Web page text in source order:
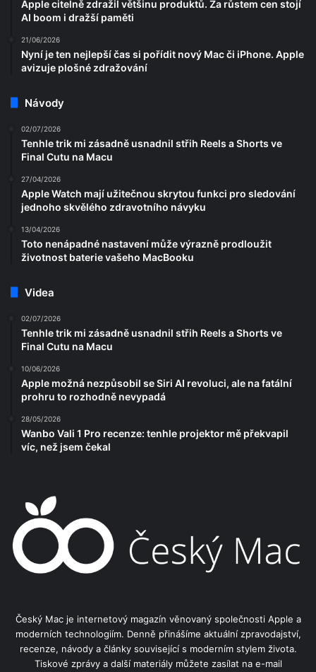
Apple citelně zdražil většinu produktů. Za růstem cen stojí
AI boom i dražší paměti
21/06/2026
Nyní je ten nejlepší čas si pořídit nový Mac či iPhone. Apple
avizuje plošné zdražování
Návody
02/07/2026
Tenhle trik mi zásadně usnadnil střih Reels a Shorts ve
Final Cutu na Macu
27/04/2026
Apple Watch mají užitečnou skrytou funkci pro sledování
jednoho skvělého zdravotního návyku
13/04/2026
Toto nenápadné nastavení může výrazně prodloužit
životnost baterie vašeho MacBooku
Videa
02/07/2026
Tenhle trik mi zásadně usnadnil střih Reels a Shorts ve
Final Cutu na Macu
10/06/2026
Apple možná nezpůsobil se Siri AI revoluci, ale na fatální
prohru to rozhodně nevypadá
28/05/2026
Wanbo Vali 1 Pro recenze: tenhle projektor mě překvapil
víc, než jsem čekal
Český Mac je internetový magazín věnovaný společnosti Apple a
moderních technologiím. Denně přinášíme aktuální zpravodajství,
recenze, návody a články související s moderním stylem života.
Tiskové zprávy a další materiály můžete zasílat na e-mail